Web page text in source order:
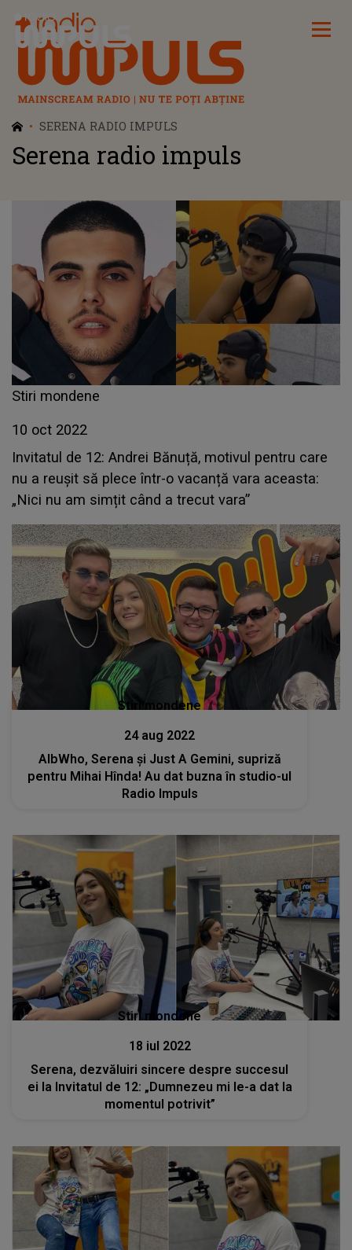
Radio Impuls
SERENA RADIO IMPULS
Serena radio impuls
Stiri mondene
10 oct 2022
Invitatul de 12: Andrei Bănuță, motivul pentru care
nu a reușit să plece într-o vacanță vara aceasta:
„Nici nu am simțit când a trecut vara”
Stiri mondene
24 aug 2022
AlbWho, Serena și Just A Gemini, supriză
pentru Mihai Hînda! Au dat buzna în studio-ul
Radio Impuls
Stiri mondene
18 iul 2022
Serena, dezvăluiri sincere despre succesul
ei la Invitatul de 12: „Dumnezeu mi le-a dat la
momentul potrivit”